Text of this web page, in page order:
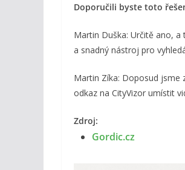
Doporučili byste toto
Martin Duška: Určitě ano,
a snadný nástroj pro
Martin Zíka: Doposud jsme
odkaz na CityVizor umístit
Zdroj:
Gordic.cz